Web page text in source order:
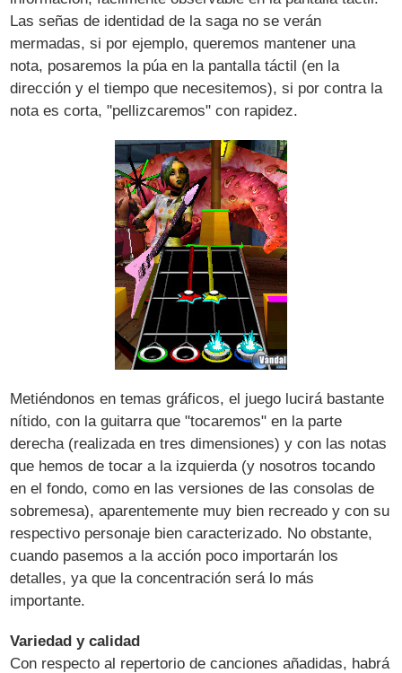
Las señas de identidad de la saga no se verán
mermadas, si por ejemplo, queremos mantener una
nota, posaremos la púa en la pantalla táctil (en la
dirección y el tiempo que necesitemos), si por contra la
nota es corta, "pellizcaremos" con rapidez.
Metiéndonos en temas gráficos, el juego lucirá bastante
nítido, con la guitarra que "tocaremos" en la parte
derecha (realizada en tres dimensiones) y con las notas
que hemos de tocar a la izquierda (y nosotros tocando
en el fondo, como en las versiones de las consolas de
sobremesa), aparentemente muy bien recreado y con su
respectivo personaje bien caracterizado. No obstante,
cuando pasemos a la acción poco importarán los
detalles, ya que la concentración será lo más
importante.
Variedad y calidad
Con respecto al repertorio de canciones añadidas, habrá